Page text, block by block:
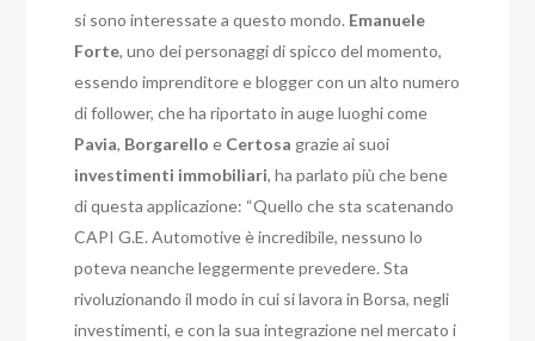
si sono interessate a questo mondo. Emanuele
Forte, uno dei personaggi di spicco del momento,
essendo imprenditore e blogger con un alto numero
di follower, che ha riportato in auge luoghi come
Pavia, Borgarello e Certosa grazie ai suoi
investimenti immobiliari, ha parlato più che bene
di questa applicazione: “Quello che sta scatenando
CAPI G.E. Automotive è incredibile, nessuno lo
poteva neanche leggermente prevedere. Sta
rivoluzionando il modo in cui si lavora in Borsa, negli
investimenti, e con la sua integrazione nel mercato i